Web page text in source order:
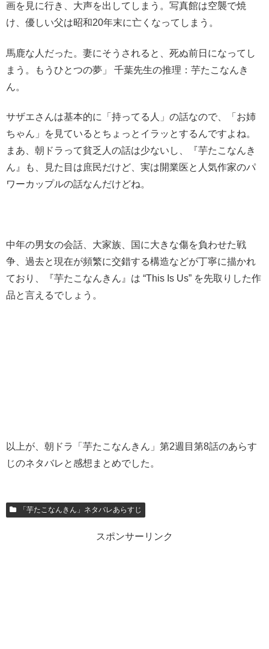
画を見に行き、大声を出してしまう。写真館は空襲で焼
け、優しい父は昭和20年末に亡くなってしまう。
馬鹿な人だった。妻にそうされると、死ぬ前日になってし
まう。もうひとつの夢」 千葉先生の推理：芋たこなんき
ん。
サザエさんは基本的に「持ってる人」の話なので、「お姉
ちゃん」を見ているとちょっとイラッとするんですよね。
まあ、朝ドラって貧乏人の話は少ないし、『芋たこなんき
ん』も、見た目は庶民だけど、実は開業医と人気作家のパ
ワーカップルの話なんだけどね。
中年の男女の会話、大家族、国に大きな傷を負わせた戦
争、過去と現在が頻繁に交錯する構造などが丁寧に描かれ
ており、『芋たこなんきん』は “This Is Us” を先取りした作
品と言えるでしょう。
以上が、朝ドラ「芋たこなんきん」第2週目第8話のあらす
じのネタバレと感想まとめでした。
「芋たこなんきん」ネタバレあらすじ
スポンサーリンク